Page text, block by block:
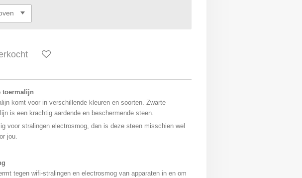
toermalijn
komt voor in verschillende kleuren en soorten. Zwarte
is een krachtig aardende en beschermende steen.
voor stralingen electrosmog, dan is deze steen misschien wel
jou.
tegen wifi-stralingen en electrosmog van apparaten in en om